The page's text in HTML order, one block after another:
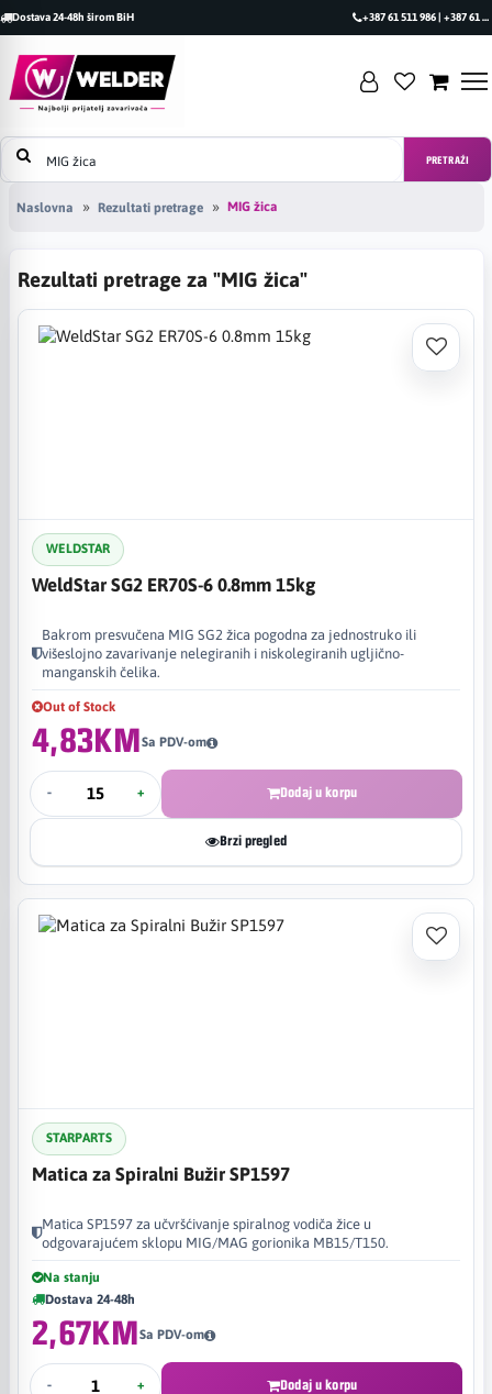
Dostava 24-48h širom BiH +387 61 511 986 | +387 61 493 470
PRETRAŽI
Naslovna Rezultati pretrage MIG žica
Rezultati pretrage za "MIG žica"
WELDSTAR
WeldStar SG2 ER70S-6 0.8mm 15kg
Bakrom presvučena MIG SG2 žica pogodna za jednostruko ili
višeslojno zavarivanje nelegiranih i niskolegiranih ugljično-
manganskih čelika.
Out of Stock
4,83KMSa PDV-om
- + Dodaj u korpu
Brzi pregled
STARPARTS
Matica za Spiralni Bužir SP1597
Matica SP1597 za učvršćivanje spiralnog vodiča žice u
odgovarajućem sklopu MIG/MAG gorionika MB15/T150.
Na stanju
Dostava 24-48h
2,67KMSa PDV-om
- + Dodaj u korpu